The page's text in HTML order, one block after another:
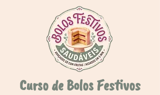
Curso de Bolos Festivos